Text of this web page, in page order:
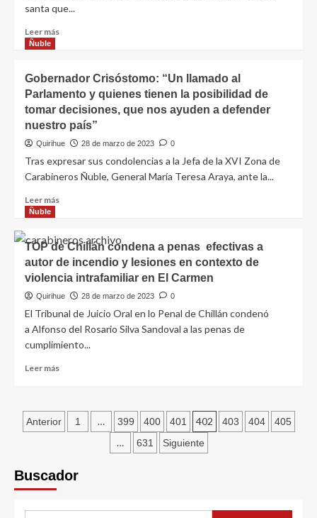
santa que...
Leer más
Ñuble
Gobernador Crisóstomo: “Un llamado al
Parlamento y quienes tienen la posibilidad de
tomar decisiones, que nos ayuden a defender
nuestro país”
Quirihue 28 de marzo de 2023 0
Tras expresar sus condolencias a la Jefa de la XVI Zona de
Carabineros Ñuble, General María Teresa Araya, ante la...
Leer más
Ñuble
TOP de Chillán condena a penas efectivas a
autor de incendio y lesiones en contexto de
violencia intrafamiliar en El Carmen
Quirihue 28 de marzo de 2023 0
El Tribunal de Juicio Oral en lo Penal de Chillán condenó
a Alfonso del Rosario Silva Sandoval a las penas de
cumplimiento...
Leer más
Anterior 1 … 399 400 401 402 403 404 405
… 631 Siguiente
Buscador